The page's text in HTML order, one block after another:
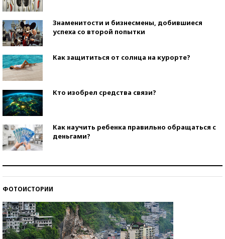
Знаменитости и бизнесмены, добившиеся
успеха со второй попытки
Как защититься от солнца на курорте?
Кто изобрел средства связи?
Как научить ребенка правильно обращаться с
деньгами?
ФОТОИСТОРИИ